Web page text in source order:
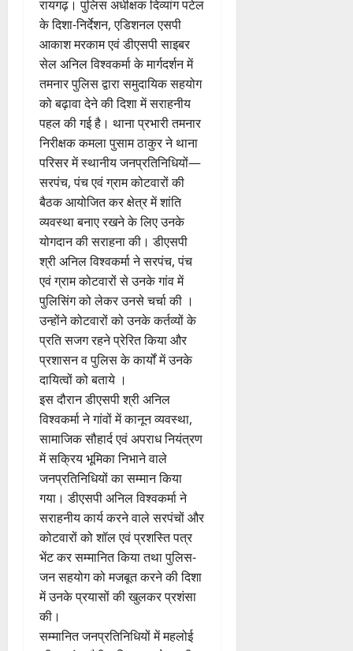
के दिशा-निर्देशन, एडिशनल एसपी
आकाश मरकाम एवं डीएसपी साइबर
सेल अनिल विश्वकर्मा के मार्गदर्शन में
तमनार पुलिस द्वारा समुदायिक सहयोग
को बढ़ावा देने की दिशा में सराहनीय
पहल की गई है। थाना प्रभारी तमनार
निरीक्षक कमला पुसाम ठाकुर ने थाना
परिसर में स्थानीय जनप्रतिनिधियों—
सरपंच, पंच एवं ग्राम कोटवारों की
बैठक आयोजित कर क्षेत्र में शांति
व्यवस्था बनाए रखने के लिए उनके
योगदान की सराहना की। डीएसपी
श्री अनिल विश्वकर्मा ने सरपंच, पंच
एवं ग्राम कोटवारों से उनके गांव में
पुलिसिंग को लेकर उनसे चर्चा की ।
उन्होंने कोटवारों को उनके कर्तव्यों के
प्रति सजग रहने प्रेरित किया और
प्रशासन व पुलिस के कार्यों में उनके
दायित्वों को बताये ।
इस दौरान डीएसपी श्री अनिल
विश्वकर्मा ने गांवों में कानून व्यवस्था,
सामाजिक सौहार्द एवं अपराध नियंत्रण
में सक्रिय भूमिका निभाने वाले
जनप्रतिनिधियों का सम्मान किया
गया। डीएसपी अनिल विश्वकर्मा ने
सराहनीय कार्य करने वाले सरपंचों और
कोटवारों को शॉल एवं प्रशस्ति पत्र
भेंट कर सम्मानित किया तथा पुलिस-
जन सहयोग को मजबूत करने की दिशा
में उनके प्रयासों की खुलकर प्रशंसा
की।
सम्मानित जनप्रतिनिधियों में महलोई
की सरपंच गौरी राठिया, समकेरा की